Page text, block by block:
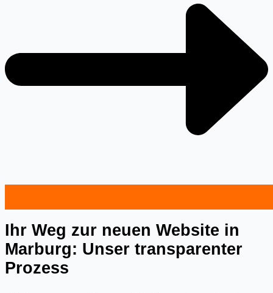
Ihr Weg zur neuen Website in
Marburg: Unser transparenter
Prozess